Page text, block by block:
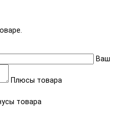
Ваш
Плюсы товара
товара